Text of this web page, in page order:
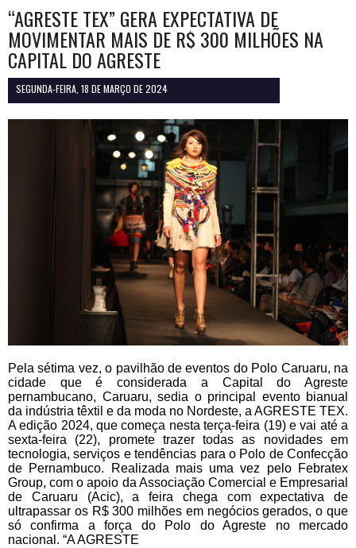
“AGRESTE TEX” GERA EXPECTATIVA DE
MOVIMENTAR MAIS DE R$ 300 MILHÕES NA
CAPITAL DO AGRESTE
SEGUNDA-FEIRA, 18 DE MARÇO DE 2024
Pela sétima vez, o pavilhão de eventos do Polo Caruaru, na
cidade que é considerada a Capital do Agreste
pernambucano, Caruaru, sedia o principal evento bianual
da indústria têxtil e da moda no Nordeste, a AGRESTE TEX.
A edição 2024, que começa nesta terça-feira (19) e vai até a
sexta-feira (22), promete trazer todas as novidades em
tecnologia, serviços e tendências para o Polo de Confecção
de Pernambuco. Realizada mais uma vez pelo Febratex
Group, com o apoio da Associação Comercial e Empresarial
de Caruaru (Acic), a feira chega com expectativa de
ultrapassar os R$ 300 milhões em negócios gerados, o que
só confirma a força do Polo do Agreste no mercado
nacional. “A AGRESTE